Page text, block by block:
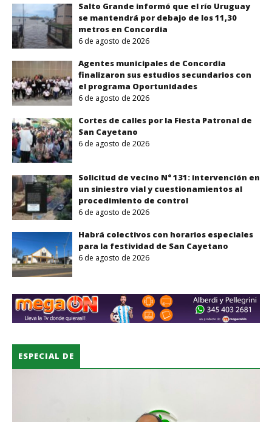
Salto Grande informó que el río Uruguay
se mantendrá por debajo de los 11,30
metros en Concordia
6 de agosto de 2026
Agentes municipales de Concordia
finalizaron sus estudios secundarios con
el programa Oportunidades
6 de agosto de 2026
Cortes de calles por la Fiesta Patronal de
San Cayetano
6 de agosto de 2026
Solicitud de vecino N° 131: intervención en
un siniestro vial y cuestionamientos al
procedimiento de control
6 de agosto de 2026
Habrá colectivos con horarios especiales
para la festividad de San Cayetano
6 de agosto de 2026
SOCIEDAD
ESPECIAL DE